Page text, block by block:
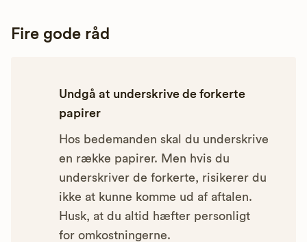
Fire gode råd
Undgå at underskrive de forkerte
papirer
Hos bedemanden skal du underskrive
en række papirer. Men hvis du
underskriver de forkerte, risikerer du
ikke at kunne komme ud af aftalen.
Husk, at du altid hæfter personligt
for omkostningerne.